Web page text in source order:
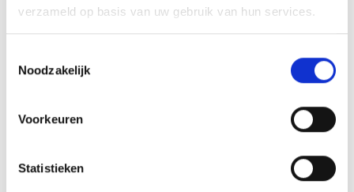
verzameld op basis van uw gebruik van hun services.
Noodzakelijk
Voorkeuren
Statistieken
Laat het vlees minimaal 15 minuten rusten. Dit kan je doen
onder heel losje aluminiumfolie, onder een warmtelamp of in
een oven van max 50 graden